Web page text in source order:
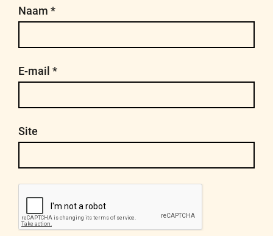
Naam *
E-mail *
Site